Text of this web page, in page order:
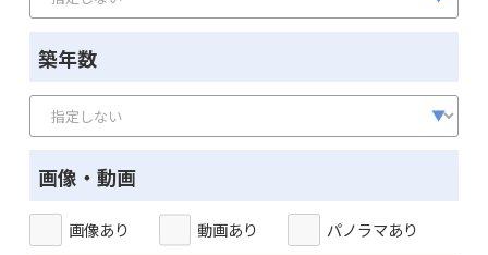
築年数
画像・動画
画像あり 動画あり パノラマあり